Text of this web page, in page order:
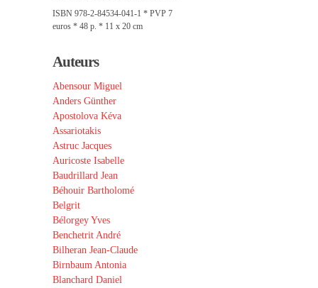
ISBN 978-2-84534-041-1 * PVP 7
euros * 48 p. * 11 x 20 cm
Auteurs
Abensour Miguel
Anders Günther
Apostolova Kéva
Assariotakis
Astruc Jacques
Auricoste Isabelle
Baudrillard Jean
Béhouir Bartholomé
Belgrit
Bélorgey Yves
Benchetrit André
Bilheran Jean-Claude
Birnbaum Antonia
Blanchard Daniel